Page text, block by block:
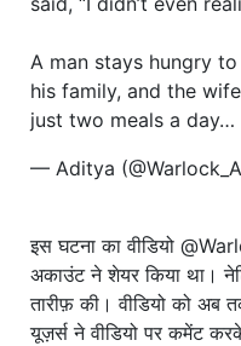
A man stays hungry
his family, and the
just two meals a day…
— Aditya
इस घटना का वीडियो
अकाउंट ने शेयर किया था।
तारीफ़ की। वीडियो को अब
यूज़र्स ने वीडियो पर कमेंट